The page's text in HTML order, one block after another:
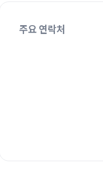
주요 연락처